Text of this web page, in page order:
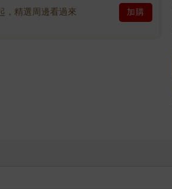
，精選周邊看過來 加購
一點〉第二波